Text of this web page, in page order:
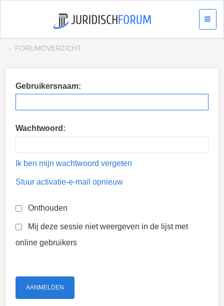
FORUMOVERZICHT
Gebruikersnaam:
Wachtwoord:
Ik ben mijn wachtwoord vergeten
Stuur activatie-e-mail opnieuw
Onthouden
Mij deze sessie niet weergeven in de lijst met
online gebruikers